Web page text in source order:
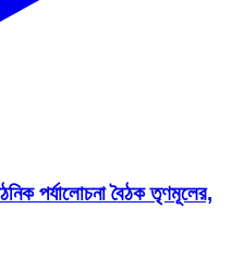
পর্যালোচনা বৈঠক তৃণমূলের,